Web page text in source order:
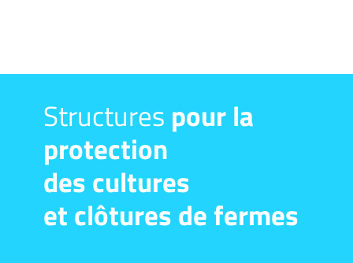
Structures pour la
protection
des cultures
et clôtures de fermes